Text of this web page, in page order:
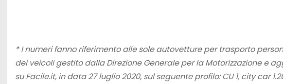
* I numeri fanno riferimento alle sole autovetture per trasporto
dei veicoli gestito dalla Direzione Generale per la Motorizzazione e
su Facile.it, in data 27 luglio 2020, sul seguente profilo: CU 1, city car